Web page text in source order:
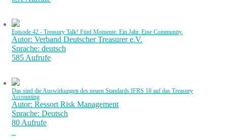
Episode 42 - Treasury Talk! Fünf Momente. Ein Jahr. Eine Community.
Autor: Verband Deutscher Treasurer e.V.
Sprache: deutsch
585 Aufrufe
Das sind die Auswirkungen des neuen Standards IFRS 18 auf das Treasury
Accounting
Autor: Ressort Risk Management
Sprache: Deutsch
80 Aufrufe